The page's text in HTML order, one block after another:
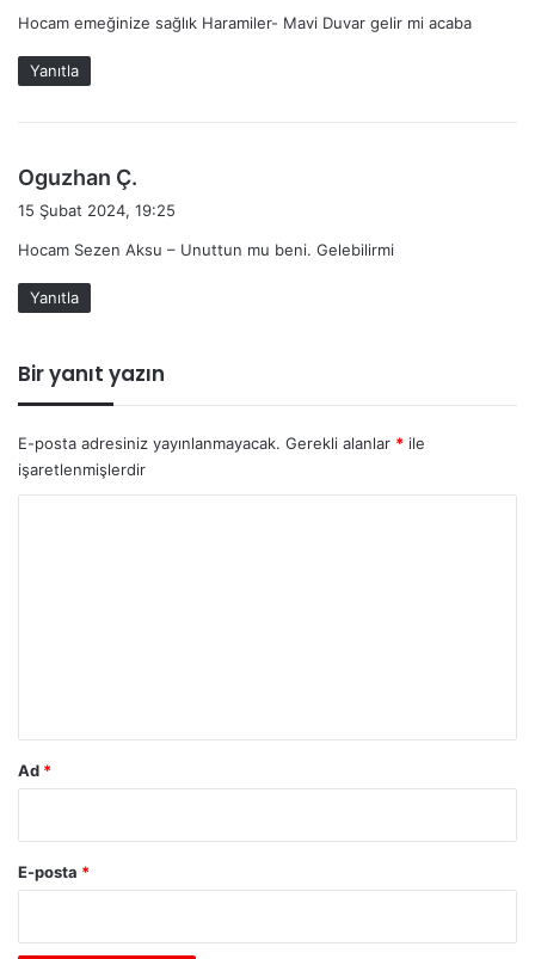
i
k
i
Hocam emeğinize sağlık Haramiler- Mavi Duvar gelir mi acaba
Yanıtla
Oguzhan Ç.
i
15 Şubat 2024, 19:25
Hocam Sezen Aksu – Unuttun mu beni. Gelebilirmi
Yanıtla
Bir yanıt yazın
E-posta adresiniz yayınlanmayacak. Gerekli alanlar * ile
işaretlenmişlerdir
Ad *
E-posta *